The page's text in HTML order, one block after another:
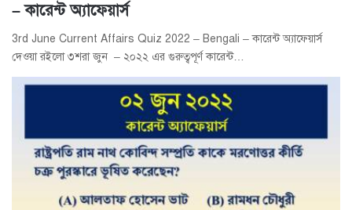
– কারেন্ট অ্যাফেয়ার্স
3rd June Current Affairs Quiz 2022 – Bengali – কারেন্ট অ্যাফেয়ার্স
দেওয়া রইলো ৩শরা জুন – ২০২২ এর গুরুত্বপূর্ণ কারেন্ট…